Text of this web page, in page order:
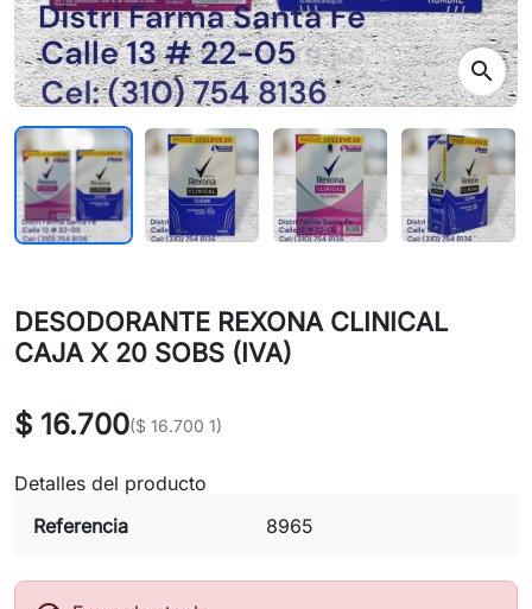
search
DESODORANTE REXONA CLINICAL
CAJA X 20 SOBS (IVA)
$ 16.700($ 16.700 1)
Detalles del producto
Referencia
8965